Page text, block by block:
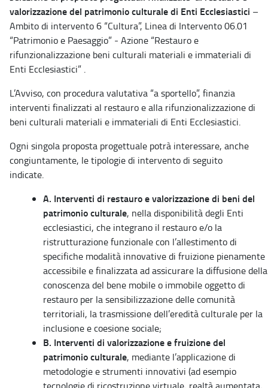
valorizzazione del patrimonio culturale di Enti Ecclesiastici –
Ambito di intervento 6 “Cultura”, Linea di Intervento 06.01
“Patrimonio e Paesaggio” - Azione “Restauro e
rifunzionalizzazione beni culturali materiali e immateriali di
Enti Ecclesiastici” .
L’Avviso, con procedura valutativa “a sportello”, finanzia
interventi finalizzati al restauro e alla rifunzionalizzazione di
beni culturali materiali e immateriali di Enti Ecclesiastici.
Ogni singola proposta progettuale potrà interessare, anche
congiuntamente, le tipologie di intervento di seguito
indicate.
A. Interventi di restauro e valorizzazione di beni del
patrimonio culturale, nella disponibilità degli Enti
ecclesiastici, che integrano il restauro e/o la
ristrutturazione funzionale con l’allestimento di
specifiche modalità innovative di fruizione pienamente
accessibile e finalizzata ad assicurare la diffusione della
conoscenza del bene mobile o immobile oggetto di
restauro per la sensibilizzazione delle comunità
territoriali, la trasmissione dell’eredità culturale per la
inclusione e coesione sociale;
B. Interventi di valorizzazione e fruizione del
patrimonio culturale, mediante l’applicazione di
metodologie e strumenti innovativi (ad esempio